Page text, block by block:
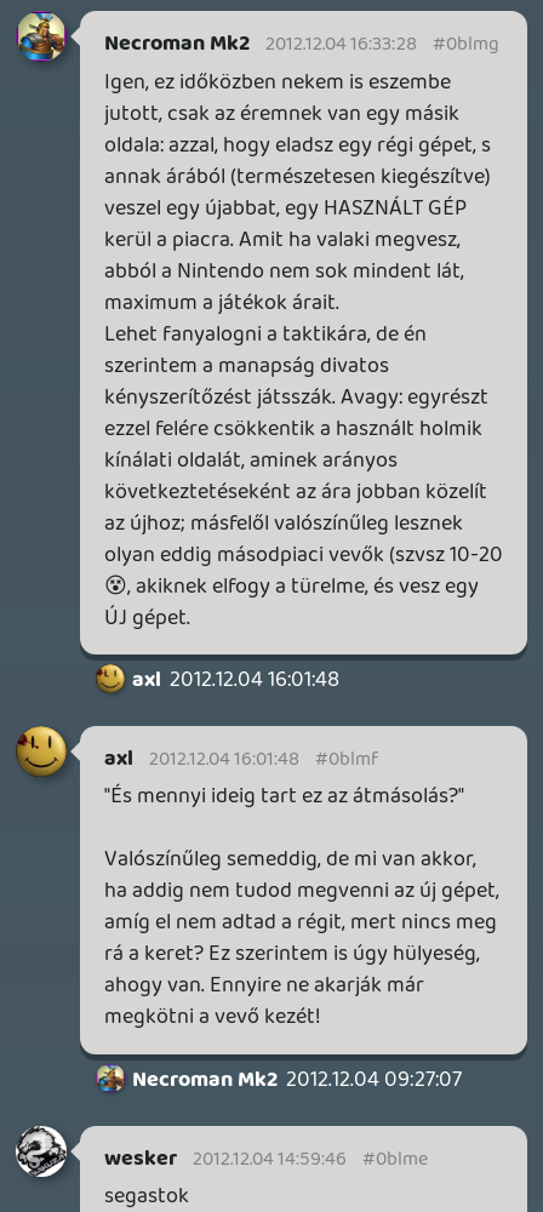
össze lehetett volna foglalni, ezért kár volt
csúsztatni a podcastet, mert nem kaptunk
később mondják el a srácok ugyanezt a
véleményüket.
rehynn4 2012.12.04 12:16:31
renz 2012.12.04 12:20:11 #0blm4
Sokat mondó podcast, teljesen
egyértelmű konzekvenciával.
rehynn4 2012.12.04 12:16:31 #0blm3
Az videós műfaj. Szerintem kevesen
élvezték volna, ha imprózva kommenteljük
a képernyőn látott dolgokat, és 10
másodpercig röhögünk valamin, amiből a
hallgató ebből semmit nem lát.
Lavitz 2012.12.04 12:10:56
Lavitz 2012.12.04 12:14:18 #0blm2
tehát én az első órát hallgattam volna
nem a több óra utánit. Mert így se nem
volt poén se nem volt már érdekes. Igen az
jobb lett volna hogy hallhatjuk a gép
mit nyomjak, dugd be, Mackóó neee,
baszki nem raktuk bele az akksit 😃 Ez lett
Lavitz 2012.12.04 12:10:56 #0blm1
többre számítottam, arról volt szó hogy
live reakciók lesznek, nem a lecsapódott
átgondolt érzések kifejtése. Konkrétan én
azt hallgattam volna amiről most így
utólag meséltetek mikor először láttátok
játszottatok vele, mikor először
meglátjátok stb. Azért utólag elmesélve
hogy milyen volt nagyon nem ugyanaz.
liquid 2012.12.04 10:44:39 #0blm0
Értelemszerűen nem plazmáról van szó,